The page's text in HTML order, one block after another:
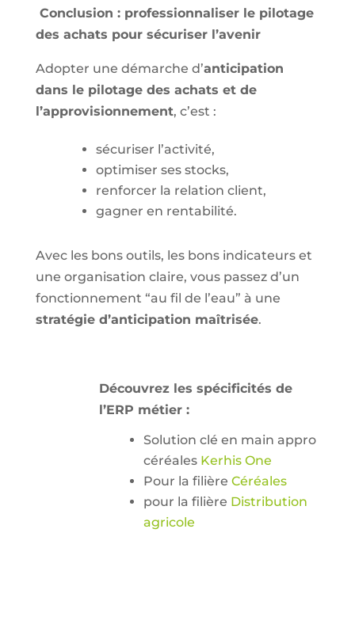
Conclusion : professionnaliser le pilotage
des achats pour sécuriser l’avenir
Adopter une démarche d’anticipation
dans le pilotage des achats et de
l’approvisionnement, c’est :
sécuriser l’activité,
optimiser ses stocks,
renforcer la relation client,
gagner en rentabilité.
Avec les bons outils, les bons indicateurs et
une organisation claire, vous passez d’un
fonctionnement “au fil de l’eau” à une
stratégie d’anticipation maîtrisée.
Découvrez les spécificités de
l’ERP métier :
Solution clé en main appro
céréales Kerhis One
Pour la filière Céréales
pour la filière Distribution
agricole